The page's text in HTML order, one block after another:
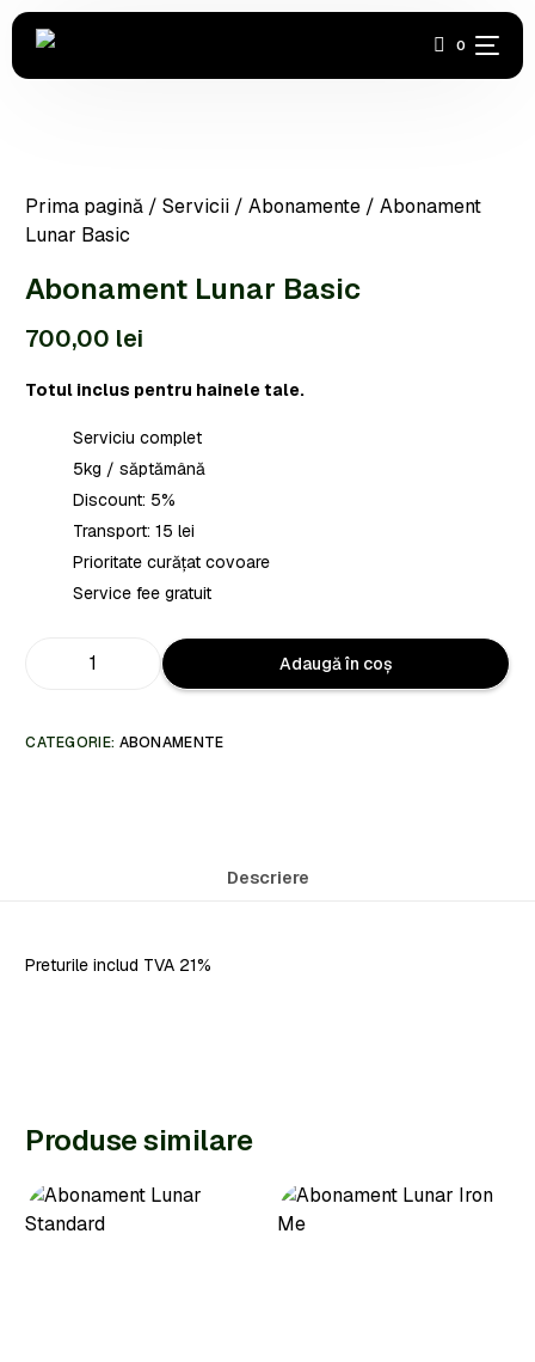
0
Prima pagină /Servicii /Abonamente / Abonament
Lunar Basic
Abonament Lunar Basic
700,00 lei
Totul inclus pentru hainele tale.
Serviciu complet
5kg / săptămână
Discount: 5%
Transport: 15 lei
Prioritate curățat covoare
Service fee gratuit
Adaugă în coș
CATEGORIE: ABONAMENTE
Descriere
Preturile includ TVA 21%
Produse similare
Covoare
Haine
Industrială
Încălțăminte
Abonamente